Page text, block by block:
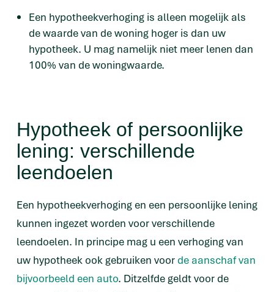
Een hypotheekverhoging is alleen mogelijk als
de waarde van de woning hoger is dan uw
hypotheek. U mag namelijk niet meer lenen dan
100% van de woningwaarde.
Hypotheek of persoonlijke
lening: verschillende
leendoelen
Een hypotheekverhoging en een persoonlijke lening
kunnen ingezet worden voor verschillende
leendoelen. In principe mag u een verhoging van
uw hypotheek ook gebruiken voor de aanschaf van
bijvoorbeeld een auto. Ditzelfde geldt voor de